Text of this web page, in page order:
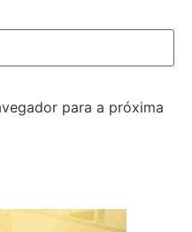
para a próxima